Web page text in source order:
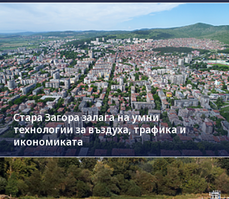
Стара Загора залага на умни
технологии за въздуха, трафика и
икономиката